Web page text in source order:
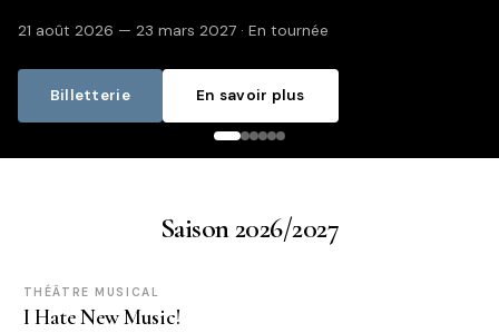
21 août 2026 — 23 mars 2027 · En tournée
Billetterie En savoir plus
Saison 2026/2027
THÉÂTRE MUSICAL
I Hate New Music!